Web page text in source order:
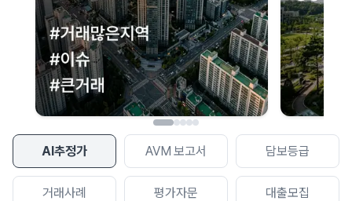
AI추정가 AVM 보고서 담보등급
거래사례 평가자문 대출모집